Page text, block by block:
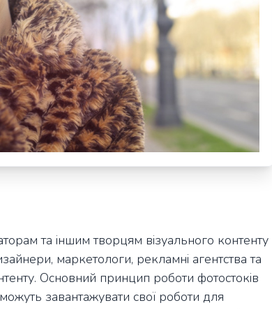
та іншим творцям візуального контенту
маркетологи, рекламні агентства та
Основний принцип роботи фотостоків
завантажувати свої роботи для